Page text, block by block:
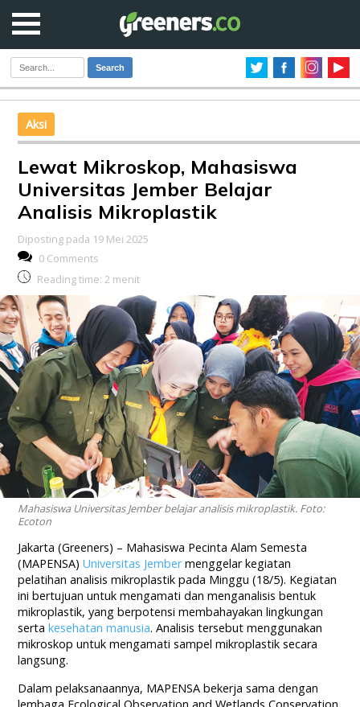
Search
Aksi
Lewat Mikroskop, Mahasiswa
Universitas Jember Belajar
Analisis Mikroplastik
Diposting pada 19 Mei 2025
0 Comments
Reading time: 2 menit
Mahasiswa Universitas Jember belajar analisis mikroplastik. Foto:
Ecoton
Jakarta (Greeners) – Mahasiswa Pecinta Alam Semesta
(MAPENSA)Universitas Jembermenggelar kegiatan
pelatihan analisis mikroplastik pada Minggu (18/5). Kegiatan
ini bertujuan untuk mengamati dan menganalisis bentuk
mikroplastik, yang berpotensi membahayakan lingkungan
sertakesehatan manusia. Analisis tersebut menggunakan
mikroskop untuk mengamati sampel mikroplastik secara
langsung.
Dalam pelaksanaannya, MAPENSA bekerja sama dengan